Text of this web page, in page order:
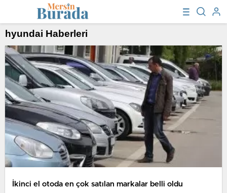
hyundai Haberleri
İkinci el otoda en çok satılan markalar belli oldu